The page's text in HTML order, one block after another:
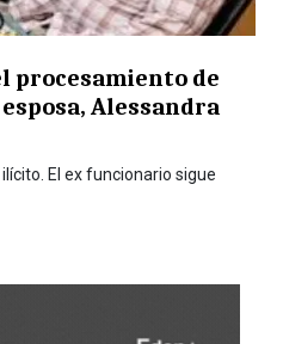
procesamiento de
Alessandra
El ex funcionario sigue